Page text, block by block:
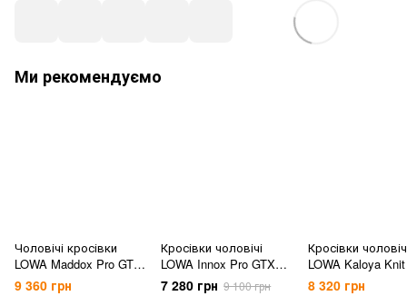
Ми рекомендуємо
Чоловічі кросівки
LOWA Maddox Pro GTX
LO Wide
9 360 грн
Кросівки чоловічі
LOWA Innox Pro GTX
LO
7 280 грн 9 100 грн
Кросівки
LOWA Kaloya Knit
8 320 грн